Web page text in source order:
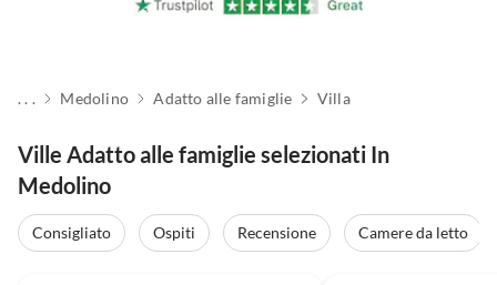
. . . Medolino Adatto alle famiglie Villa
Ville Adatto alle famiglie selezionati In
Medolino
Consigliato Ospiti Recensione
Camere da letto